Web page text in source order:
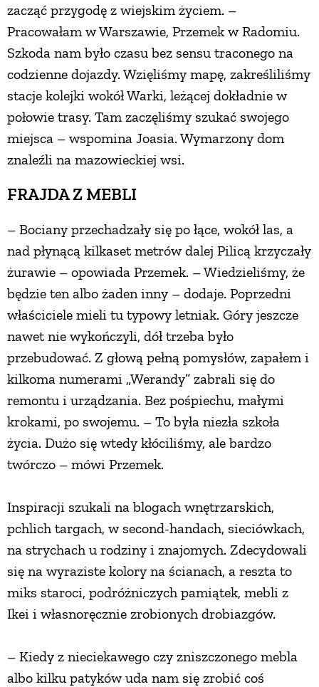
zacząć przygodę z wiejskim życiem. –
Pracowałam w Warszawie, Przemek w Radomiu.
Szkoda nam było czasu bez sensu traconego na
codzienne dojazdy. Wzięliśmy mapę, zakreśliliśmy
stacje kolejki wokół Warki, leżącej dokładnie w
połowie trasy. Tam zaczęliśmy szukać swojego
miejsca – wspomina Joasia. Wymarzony dom
znaleźli na mazowieckiej wsi.
FRAJDA Z MEBLI
– Bociany przechadzały się po łące, wokół las, a
nad płynącą kilkaset metrów dalej Pilicą krzyczały
żurawie – opowiada Przemek. – Wiedzieliśmy, że
będzie ten albo żaden inny – dodaje. Poprzedni
właściciele mieli tu typowy letniak. Góry jeszcze
nawet nie wykończyli, dół trzeba było
przebudować. Z głową pełną pomysłów, zapałem i
kilkoma numerami „Werandy” zabrali się do
remontu i urządzania. Bez pośpiechu, małymi
krokami, po swojemu. – To była niezła szkoła
życia. Dużo się wtedy kłóciliśmy, ale bardzo
twórczo – mówi Przemek.
Inspiracji szukali na blogach wnętrzarskich,
pchlich targach, w second-handach, sieciówkach,
na strychach u rodziny i znajomych. Zdecydowali
się na wyraziste kolory na ścianach, a reszta to
miks staroci, podróżniczych pamiątek, mebli z
Ikei i własnoręcznie zrobionych drobiazgów.
– Kiedy z nieciekawego czy zniszczonego mebla
albo kilku patyków uda nam się zrobić coś